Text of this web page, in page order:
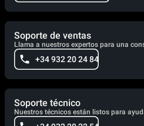
Soporte de ventas
Llama a nuestros expertos para una
+34 932 20 24 84
Soporte técnico
Nuestros técnicos están listos para